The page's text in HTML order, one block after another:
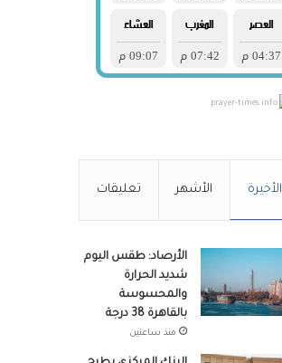
prayer-times.info
الأخيرة الأشهر تعليقات
الأرصاد: طقس اليوم
شديد الحرارة
والمحسوسة
بالقاهرة 38 درجة
منذ ساعتين